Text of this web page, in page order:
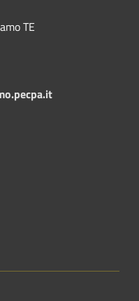
TE